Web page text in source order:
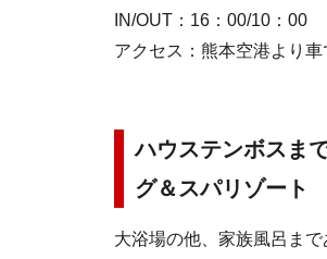
IN/OUT：16：00/10：00
アクセス：熊本空港より
ハウステンボスま
グ＆スパリゾート
大浴場の他、家族風呂ま